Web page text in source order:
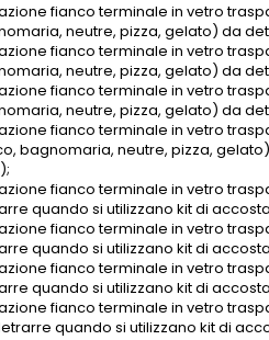
fianco terminale in vetro
neutre, pizza, gelato) da
fianco terminale in vetro
neutre, pizza, gelato) da
fianco terminale in vetro
neutre, pizza, gelato) da
fianco terminale in vetro
bagnomaria, neutre, pizza,
fianco terminale in vetro
quando si utilizzano kit di
fianco terminale in vetro
quando si utilizzano kit di
fianco terminale in vetro
quando si utilizzano kit di
fianco terminale in vetro
quando si utilizzano kit di